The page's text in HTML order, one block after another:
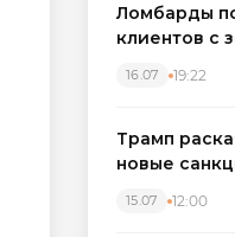
Ломбарды
клиентов с
вырос на
16.07 19:22
Трамп
новые
15.07 12:00